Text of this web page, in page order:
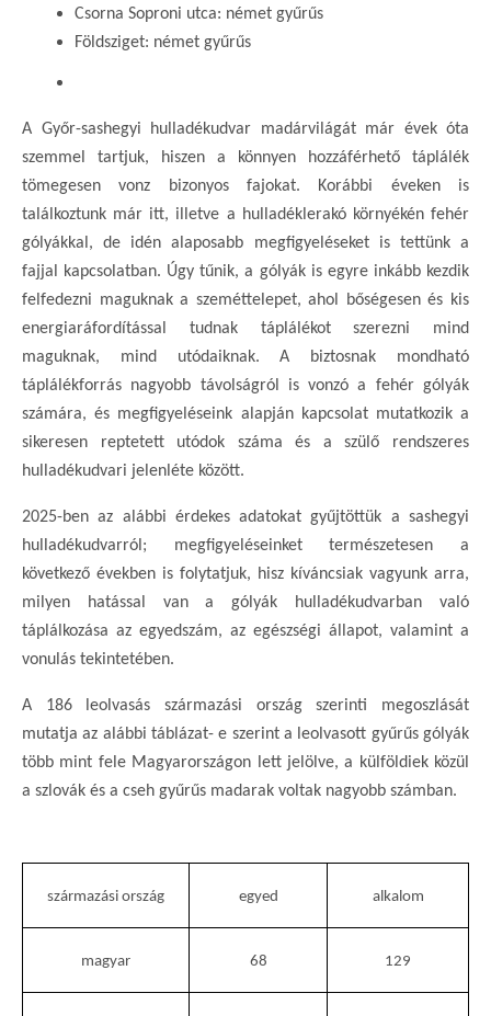
Csorna Soproni utca: német gyűrűs
Földsziget: német gyűrűs
A Győr-sashegyi hulladékudvar madárvilágát már évek óta
szemmel tartjuk, hiszen a könnyen hozzáférhető táplálék
tömegesen vonz bizonyos fajokat. Korábbi éveken is
találkoztunk már itt, illetve a hulladéklerakó környékén fehér
gólyákkal, de idén alaposabb megfigyeléseket is tettünk a
fajjal kapcsolatban. Úgy tűnik, a gólyák is egyre inkább kezdik
felfedezni maguknak a szeméttelepet, ahol bőségesen és kis
energiaráfordítással tudnak táplálékot szerezni mind
maguknak, mind utódaiknak. A biztosnak mondható
táplálékforrás nagyobb távolságról is vonzó a fehér gólyák
számára, és megfigyeléseink alapján kapcsolat mutatkozik a
sikeresen reptetett utódok száma és a szülő rendszeres
hulladékudvari jelenléte között.
2025-ben az alábbi érdekes adatokat gyűjtöttük a sashegyi
hulladékudvarról; megfigyeléseinket természetesen a
következő években is folytatjuk, hisz kíváncsiak vagyunk arra,
milyen hatással van a gólyák hulladékudvarban való
táplálkozása az egyedszám, az egészségi állapot, valamint a
vonulás tekintetében.
A 186 leolvasás származási ország szerinti megoszlását
mutatja az alábbi táblázat- e szerint a leolvasott gyűrűs gólyák
több mint fele Magyarországon lett jelölve, a külföldiek közül
a szlovák és a cseh gyűrűs madarak voltak nagyobb számban.
származási ország egyed alkalom
magyar 68 129